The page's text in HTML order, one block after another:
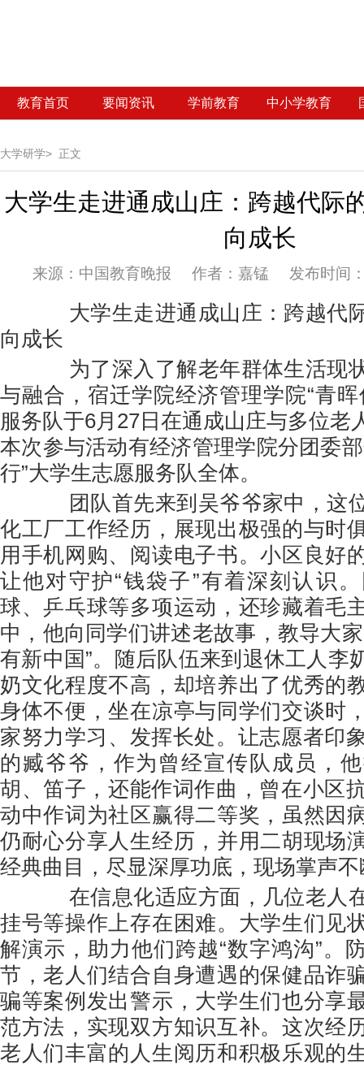
教育首页 要闻资讯 学前教育 中小学教育
大学研学> 正文
大学生走进通成山庄：跨越代际
向成长
来源： 中国教育晚报 作者：嘉锰 发布时间
大学生走进通成山庄：跨越代
向成长
为了深入了解老年群体生活现
与融合，宿迁学院经济管理学院“青
服务队于6月27日在通成山庄与多位老
本次参与活动有经济管理学院分团委
行”大学生志愿服务队全体。
团队首先来到吴爷爷家中，这
化工厂工作经历，展现出极强的与时
用手机网购、阅读电子书。小区良好
让他对守护“钱袋子”有着深刻认识
球、乒乓球等多项运动，还珍藏着毛
中，他向同学们讲述老故事，教导大
有新中国”。随后队伍来到退休工人李
奶文化程度不高，却培养出了优秀的
身体不便，坐在凉亭与同学们交谈时
家努力学习、发挥长处。让志愿者印
的臧爷爷，作为曾经宣传队成员，
胡、笛子，还能作词作曲，曾在小区
动中作词为社区赢得二等奖，虽然因
仍耐心分享人生经历，并用二胡现场
经典曲目，尽显深厚功底，现场掌声
在信息化适应方面，几位老人
挂号等操作上存在困难。大学生们见
解演示，助力他们跨越“数字鸿沟”。
节，老人们结合自身遭遇的保健品诈
骗等案例发出警示，大学生们也分享
范方法，实现双方知识互补。这次经
老人们丰富的人生阅历和积极乐观的